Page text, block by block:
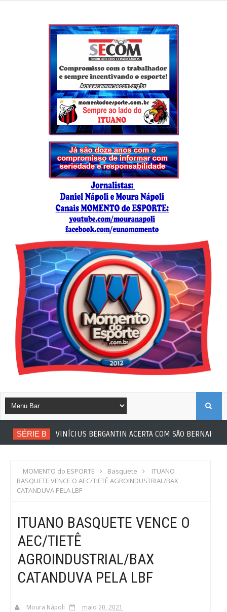
SÉRIE B VINÍCIUS BERGANTIN ACERTA COM SÃO BERNARDO
MOMENTO do ESPORTE Basquete
ITUANO
BASQUETE VENCE O AEC/TIETÊ AGROINDUSTRIAL/BAX
CATANDUVA PELA LBF
ITUANO BASQUETE VENCE O
AEC/TIETÊ
AGROINDUSTRIAL/BAX
CATANDUVA PELA LBF
Moura Nápoli maio 20, 2021